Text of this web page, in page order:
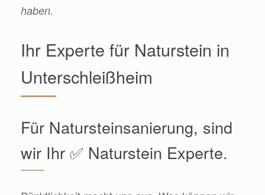
haben.
Ihr Experte für Naturstein in
Unterschleißheim
Für Natursteinsanierung, sind
wir Ihr ✅ Naturstein Experte.